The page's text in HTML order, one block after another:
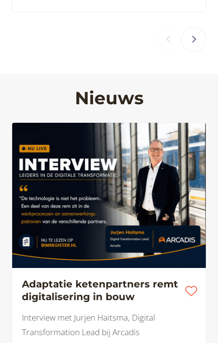
‹ ›
Nieuws
Adaptatie ketenpartners remt
digitalisering in bouw
Interview met Jurjen Haitsma, Digital
Transformation Lead bij Arcadis